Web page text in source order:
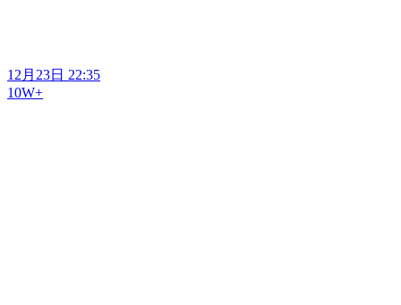
12月23日 22:35
10W+